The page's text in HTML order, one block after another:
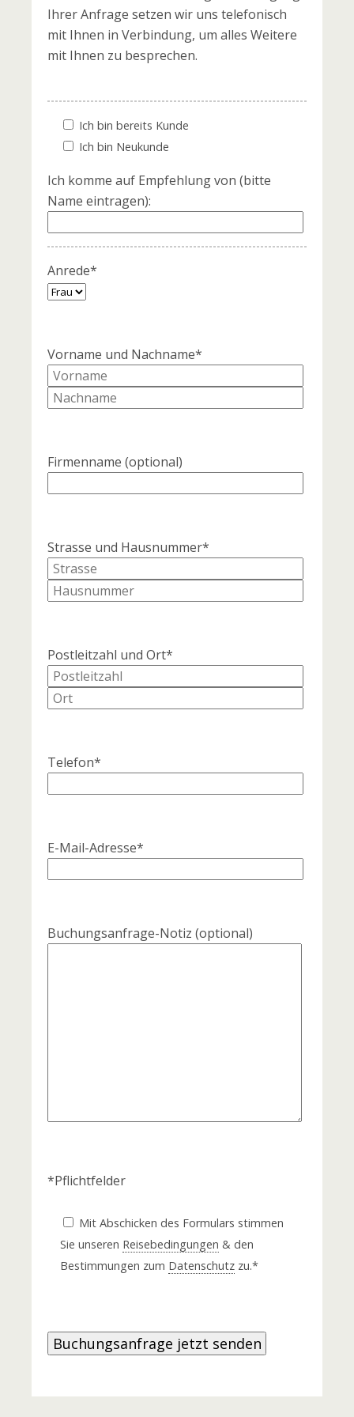
Ihrer Anfrage setzen wir uns telefonisch
mit Ihnen in Verbindung, um alles Weitere
mit Ihnen zu besprechen.
Ich bin bereits Kunde
Ich bin Neukunde
Ich komme auf Empfehlung von (bitte
Name eintragen):
Anrede*
Vorname und Nachname*
Firmenname (optional)
Strasse und Hausnummer*
Postleitzahl und Ort*
Telefon*
E-Mail-Adresse*
Buchungsanfrage-Notiz (optional)
*Pflichtfelder
Mit Abschicken des Formulars stimmen
Sie unseren Reisebedingungen & den
Bestimmungen zum Datenschutz zu.*